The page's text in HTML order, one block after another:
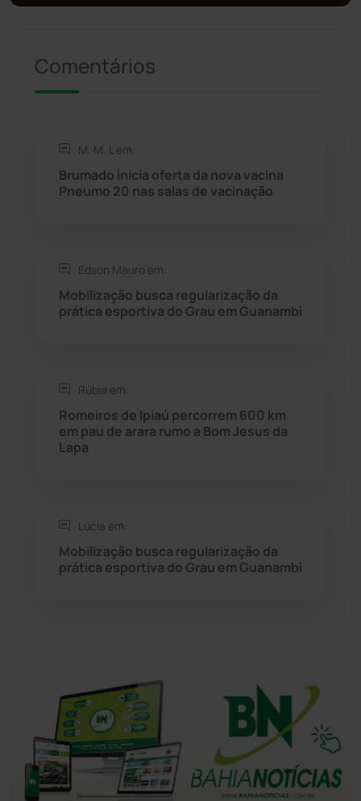
Riacho de Santana
Rio do Antônio
Rio do Pires
Seabra
Sudoeste Baiano (1530)
Tecnologia
Comentários
M. M. L em:
Brumado inicia oferta da nova vacina
Pneumo 20 nas salas de vacinação
Edson Mauro em:
Mobilização busca regularização da
prática esportiva do Grau em Guanambi
Rúbia em:
Romeiros de Ipiaú percorrem 600 km
em pau de arara rumo a Bom Jesus da
Lapa
Lúcia em:
Mobilização busca regularização da
prática esportiva do Grau em Guanambi